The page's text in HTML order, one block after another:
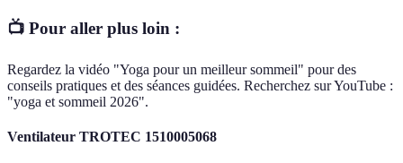
📺 Pour aller plus loin :
Regardez la vidéo "Yoga pour un meilleur sommeil" pour des
conseils pratiques et des séances guidées. Recherchez sur YouTube :
"yoga et sommeil 2026".
Ventilateur TROTEC 1510005068